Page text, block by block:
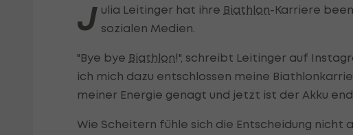
J ulia Leitinger hat ihre Biathlon-Karriere
sozialen Medien.
"Bye bye Biathlon!", schreibt Leitinger auf
ich mich dazu entschlossen meine
meiner Energie genagt und jetzt ist der Akku
Wie Scheitern fühle sich die Entscheidung nicht